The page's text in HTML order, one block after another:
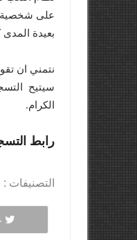
على شخصية
بعيدة
الكرام.
رابط
التصنيفات :